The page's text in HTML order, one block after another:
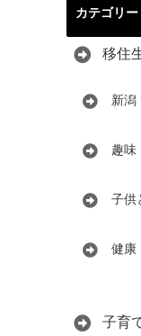
カテゴリー
移住
新潟
趣味
子供
健康
子育